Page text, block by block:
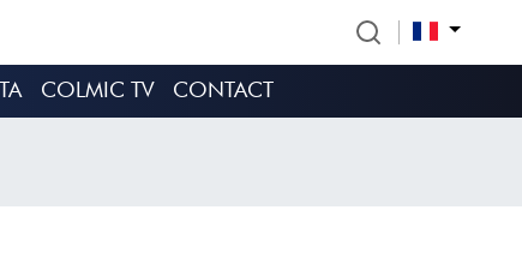
COLMIC TV CONTACT